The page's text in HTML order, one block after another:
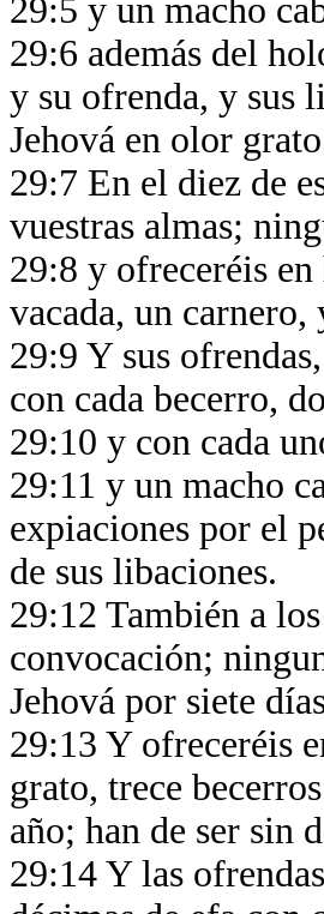
29:5 y un macho
29:6 además del
y su ofrenda, y sus
Jehová en olor
29:7 En el diez de
vuestras almas;
29:8 y ofreceréis
vacada, un
29:9 Y sus
con cada becerro,
29:10 y con cada
29:11 y un macho
expiaciones por el
de sus libaciones.
29:12 También a
convocación;
Jehová por siete
29:13 Y ofreceréis
grato, trece
año; han de ser sin
29:14 Y las